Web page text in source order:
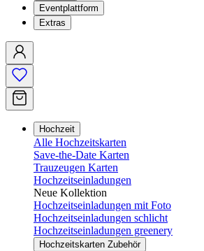
Eventplattform
Extras
Hochzeit
Alle Hochzeitskarten
Save-the-Date Karten
Trauzeugen Karten
Hochzeitseinladungen
Neue Kollektion
Hochzeitseinladungen mit Foto
Hochzeitseinladungen schlicht
Hochzeitseinladungen greenery
Hochzeitskarten Zubehör